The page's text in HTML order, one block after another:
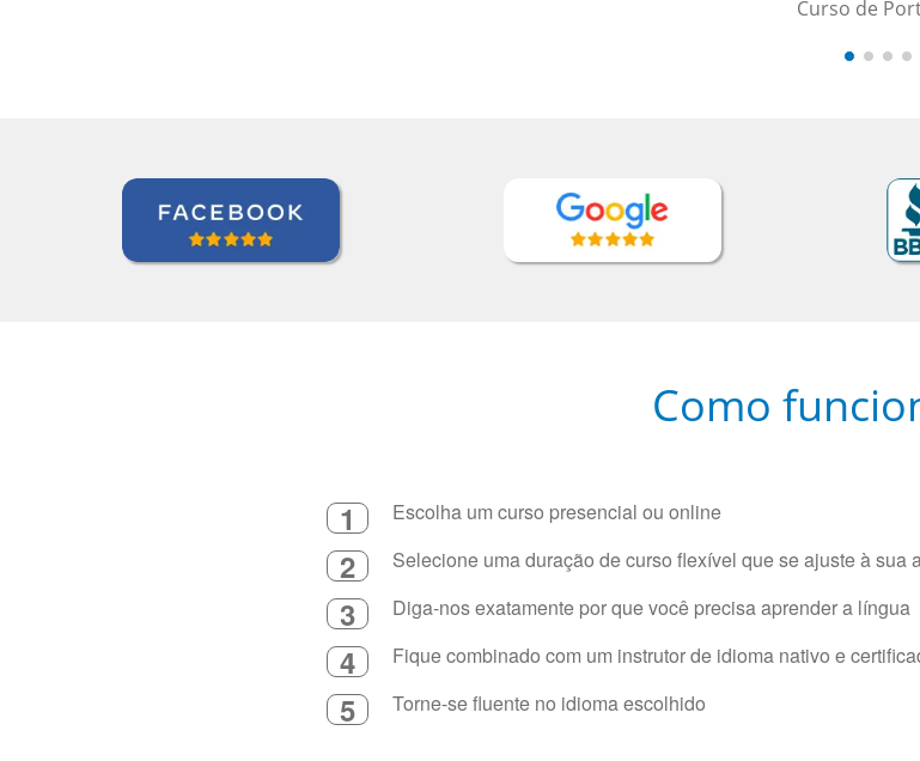
Curso de
Como
1 Escolha um curso presencial ou online
2 Selecione uma duração de curso flexível que se ajuste à sua
3 Diga-nos exatamente por que você precisa aprender a língua
4 Fique combinado com um instrutor de idioma nativo e
5 Torne-se fluente no idioma escolhido